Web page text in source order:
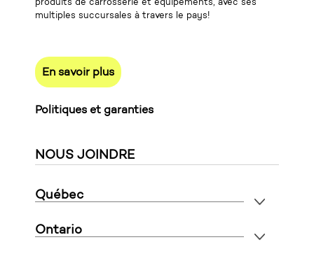
multiples succursales à travers le pays!
En savoir plus
Politiques et garanties
NOUS JOINDRE
Québec
Ontario